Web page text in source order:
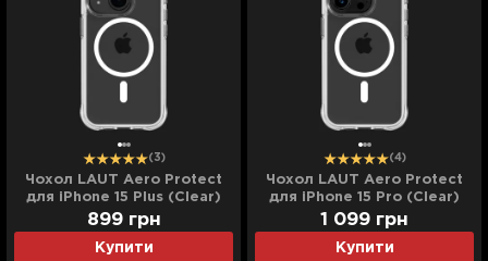
(3)
Чохол LAUT Aero Protect
для iPhone 15 Plus (Clear)
Купити
899 грн
(4)
Чохол LAUT Aero Protect
для iPhone 15 Pro (Clear)
Купити
1 099 грн